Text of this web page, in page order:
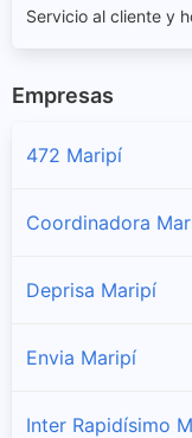
Servicio al cliente y
Empresas
472 Maripí
Coordinadora
Deprisa Maripí
Envia Maripí
Inter Rapidísimo